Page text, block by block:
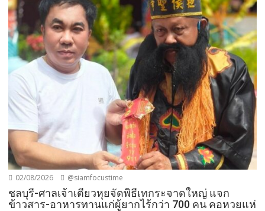
02/08/2026 @siamfocustime
ชลบุรี-ศาลเจ้าเตียวหุยจัดพิธีเทกระจาดใหญ่ แจก
ข้าวสาร-อาหารทานแก่ผู้ยากไร้กว่า 700 คน คอหวยแห่